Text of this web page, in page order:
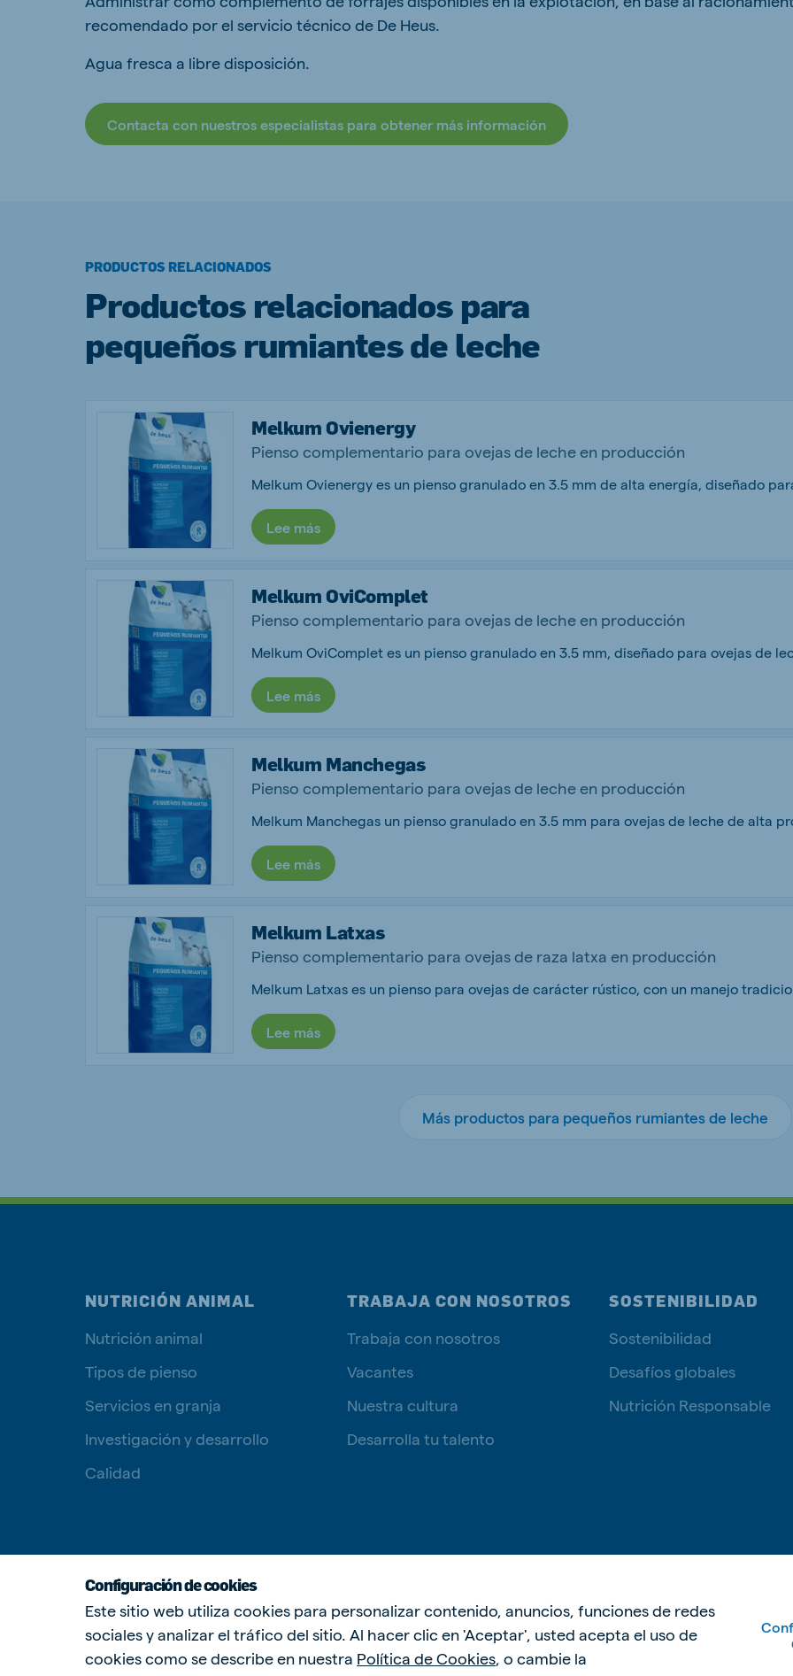
recomendado por el servicio técnico de De Heus.
Agua fresca a libre disposición.
Contacta con nuestros especialistas para obtener más información
PRODUCTOS RELACIONADOS
Productos relacionados para
pequeños rumiantes de leche
Melkum Ovienergy
Pienso complementario para ovejas de leche en producción
Lee más
Melkum OviComplet
Pienso complementario para ovejas de leche en producción
Lee más
Melkum Manchegas
Pienso complementario para ovejas de leche en producción
Lee más
Melkum Latxas
Pienso complementario para ovejas de raza latxa en producción
Lee más
Más productos para pequeños rumiantes de leche
NUTRICIÓN ANIMAL
Nutrición animal
Tipos de pienso
Servicios en granja
Investigación y desarrollo
Calidad
TRABAJA CON NOSOTROS
Trabaja con nosotros
Vacantes
Nuestra cultura
Desarrolla tu talento
SOSTENIBILIDAD
Sostenibilidad
Desafíos globales
Nutrición Responsable
Política de
Configuración de cookies
Este sitio web utiliza cookies para personalizar contenido, anuncios, funciones de redes
sociales y analizar el tráfico del sitio. Al hacer clic en 'Aceptar', usted acepta el uso de
cookies como se describe en nuestra Política de Cookies , o cambie la